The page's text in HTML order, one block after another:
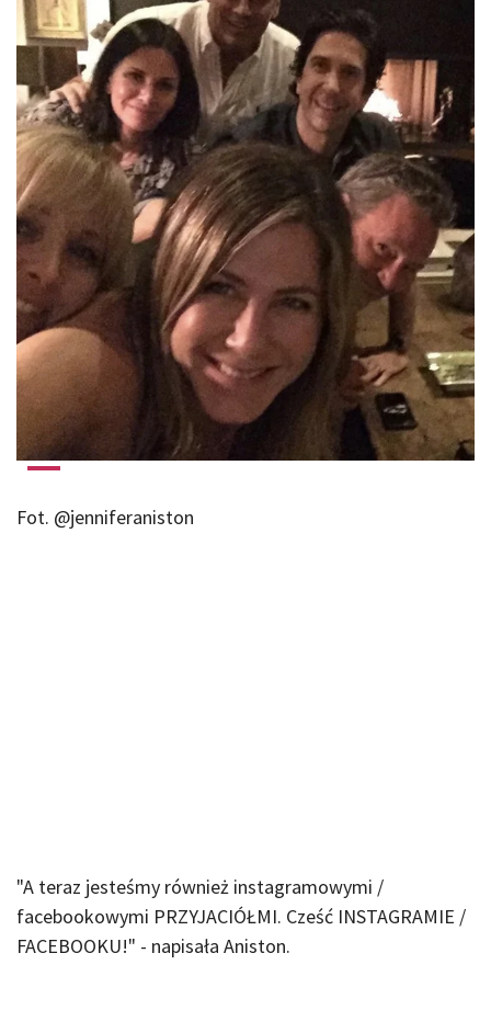
Fot. @jenniferaniston
"A teraz jesteśmy również instagramowymi /
facebookowymi PRZYJACIÓŁMI. Cześć INSTAGRAMIE /
FACEBOOKU!" - napisała Aniston.